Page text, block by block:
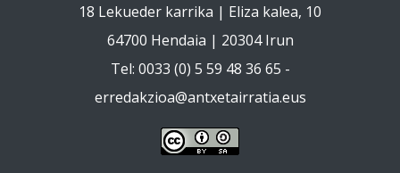
18 Lekueder karrika | Eliza kalea, 10
64700 Hendaia | 20304 Irun
Tel: 0033 (0) 5 59 48 36 65 -
erredakzioa@antxetairratia.eus